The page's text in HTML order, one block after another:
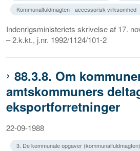
Kommunalfuldmagten - accessorisk virksomhed
Indenrigsministeriets skrivelse af 17.
– 2.k.kt., j.nr. 1992/1124/101-2
88.3.8. Om
amtskommuners
eksportforretninger
22-09-1988
3. De kommunale opgaver (kommunalfuldmagten)